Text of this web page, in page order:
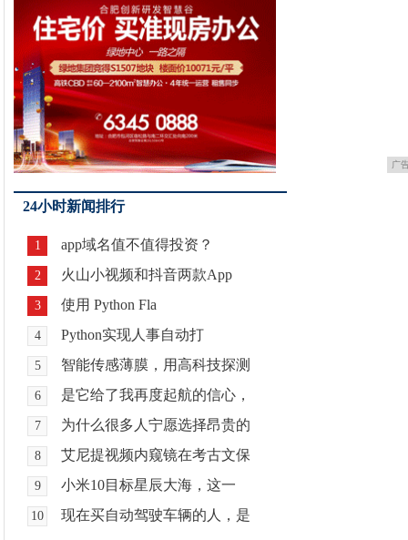
广
24小时新闻排行
1 app域名值不值得投资？
2 火山小视频和抖音两款App
3 使用 Python Fla
4 Python实现人事自动打
5 智能传感薄膜，用高科技探测
6 是它给了我再度起航的信心，
7 为什么很多人宁愿选择昂贵的
8 艾尼提视频内窥镜在考古文保
9 小米10目标星辰大海，这一
10 现在买自动驾驶车辆的人，是